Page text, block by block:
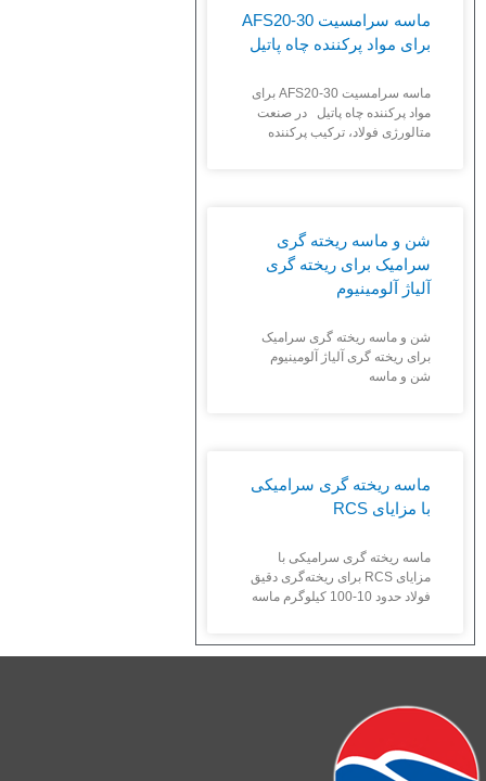
ماسه سرامسیت AFS20-30
برای مواد پرکننده چاه پاتیل
ماسه سرامسیت AFS20-30 برای
مواد پرکننده چاه پاتیل در صنعت
متالورژی فولاد، ترکیب پرکننده
شن و ماسه ریخته گری
سرامیک برای ریخته گری
آلیاژ آلومینیوم
شن و ماسه ریخته گری سرامیک
برای ریخته گری آلیاژ آلومینیوم
شن و ماسه
ماسه ریخته گری سرامیکی
با مزایای RCS
ماسه ریخته گری سرامیکی با
مزایای RCS برای ریخته‌گری دقیق
فولاد حدود 10-100 کیلوگرم ماسه